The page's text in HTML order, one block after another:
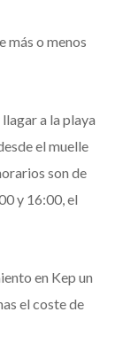
más o menos
a la playa
el muelle
son de
y 16:00, el
en Kep un
el coste de